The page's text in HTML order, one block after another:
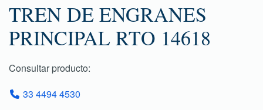
TREN DE ENGRANES
PRINCIPAL RTO 14618
Consultar producto:
33 4494 4530